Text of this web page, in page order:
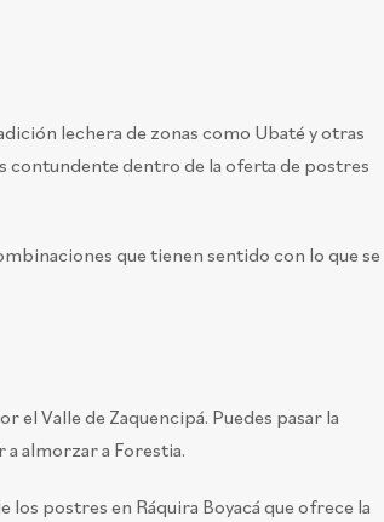
lechera de zonas como Ubaté y otras
contundente dentro de la oferta de postres
que tienen sentido con lo que se
Valle de Zaquencipá. Puedes pasar la
almorzar a Forestia.
postres en Ráquira Boyacá que ofrece la